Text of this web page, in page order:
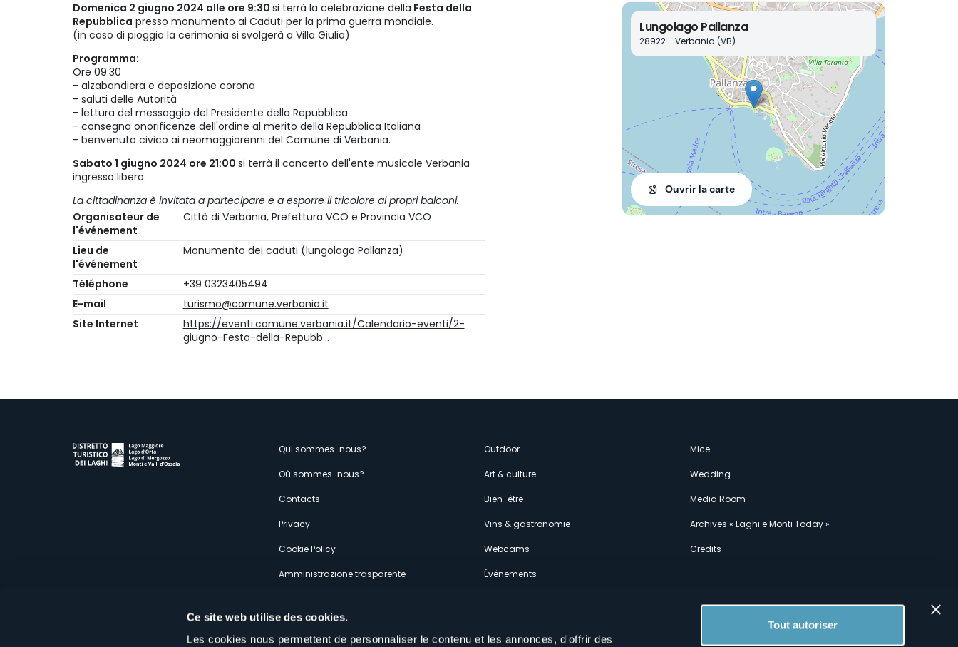
Ce site web utilise des cookies.
Les cookies nous permettent de personnaliser le contenu et les annonces, d'offrir des
Tout autoriser
Domenica 2 giugno 2024 alle ore 9:30 si terrà la celebrazione della Festa della
Repubblica presso monumento ai Caduti per la prima guerra mondiale.
(in caso di pioggia la cerimonia si svolgerà a Villa Giulia)
Programma:
Ore 09:30
- alzabandiera e deposizione corona
- saluti delle Autorità
- lettura del messaggio del Presidente della Repubblica
- consegna onorificenze dell'ordine al merito della Repubblica Italiana
- benvenuto civico ai neomaggiorenni del Comune di Verbania.
Sabato 1 giugno 2024 ore 21:00 si terrà il concerto dell'ente musicale Verbania
ingresso libero.
La cittadinanza è invitata a partecipare e a esporre il tricolore ai propri balconi.
Organisateur de
l'événement
Città di Verbania, Prefettura VCO e Provincia VCO
Lieu de
l'événement
Monumento dei caduti (lungolago Pallanza)
Téléphone
+39 0323405494
E-mail
turismo@comune.verbania.it
Site Internet
https://eventi.comune.verbania.it/Calendario-eventi/2-
giugno-Festa-della-Repubb…
Lungolago Pallanza
28922 - Verbania (VB)
Ouvrir la carte
Menù
secondario
Qui sommes-nous?
Où sommes-nous?
Contacts
Privacy
Cookie Policy
Amministrazione trasparente
Outdoor
Art & culture
Bien-être
Vins & gastronomie
Webcams
Événements
Mice
Wedding
Media Room
Archives « Laghi e Monti Today »
Credits